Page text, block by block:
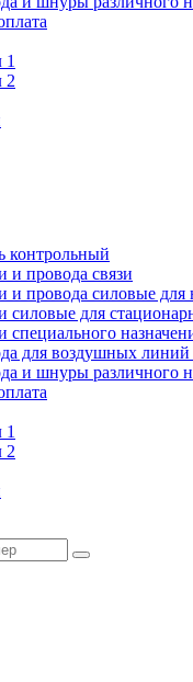
1
2
контрольный
и провода связи
и провода силовые для
силовые для
специального
для воздушных линий
и шнуры различного
1
2